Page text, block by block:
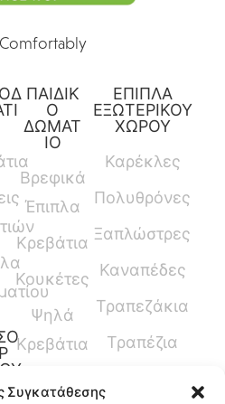
Συγκατάθεσης
ΠΑΙΔΙΚ
Ο
ΔΩΜΑΤ
ΙΟ
Βρεφικά
Έπιπλα
Κρεβάτια
Κουκέτες
Ψηλά
Κρεβάτια
ΕΠΙΠΛΑ
ΕΞΩΤΕΡΙΚΟΥ
ΧΩΡΟΥ
Καρέκλες
Πολυθρόνες
Ξαπλώστρες
Καναπέδες
Τραπεζάκια
Τραπέζια